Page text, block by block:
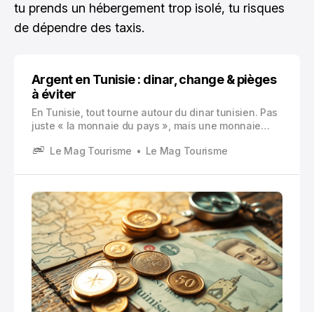
tu prends un hébergement trop isolé, tu risques
de dépendre des taxis.
Argent en Tunisie : dinar, change & pièges
à éviter
En Tunisie, tout tourne autour du dinar tunisien. Pas
juste « la monnaie du pays », mais une monnaie
change vraiment la façon dont on gère son argent
Le Mag Tourisme Le Mag Tourisme